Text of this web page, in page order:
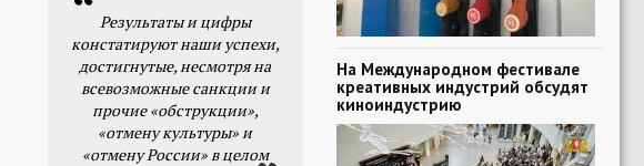
Результаты и цифры
констатируют наши успехи,
достигнутые, несмотря на
всевозможные санкции и
прочие «обструкции»,
«отмену культуры» и
«отмену России» в целом
На Международном фестивале
креативных индустрий обсудят
киноиндустрию